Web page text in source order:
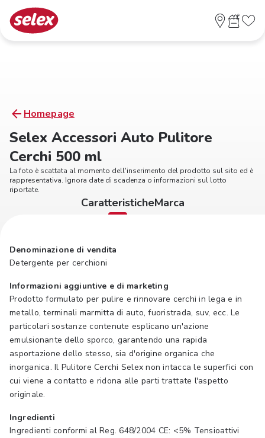
Homepage
Selex Accessori Auto Pulitore
Cerchi 500 ml
La foto è scattata al momento dell'inserimento del prodotto sul sito ed è
rappresentativa. Ignora date di scadenza o informazioni sul lotto
riportate.
CaratteristicheMarca
Denominazione di vendita
Detergente per cerchioni
Informazioni aggiuntive e di marketing
Prodotto formulato per pulire e rinnovare cerchi in lega e in
metallo, terminali marmitta di auto, fuoristrada, suv, ecc. Le
particolari sostanze contenute esplicano un'azione
emulsionante dello sporco, garantendo una rapida
asportazione dello stesso, sia d'origine organica che
inorganica. Il Pulitore Cerchi Selex non intacca le superfici con
cui viene a contatto e ridona alle parti trattate l'aspetto
originale.
Ingredienti
Ingredienti conformi al Reg. 648/2004 CE: <5% Tensioattivi